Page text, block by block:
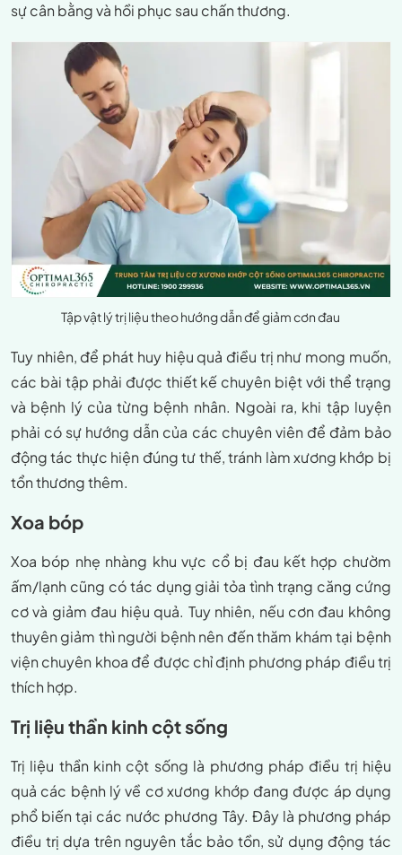
sự cân bằng và hồi phục sau chấn thương.
Tập vật lý trị liệu theo hướng dẫn để giảm cơn đau
Tuy nhiên, để phát huy hiệu quả điều trị như mong muốn,
các bài tập phải được thiết kế chuyên biệt với thể trạng
và bệnh lý của từng bệnh nhân. Ngoài ra, khi tập luyện
phải có sự hướng dẫn của các chuyên viên để đảm bảo
động tác thực hiện đúng tư thế, tránh làm xương khớp bị
tổn thương thêm.
Xoa bóp
Xoa bóp nhẹ nhàng khu vực cổ bị đau kết hợp chườm
ấm/lạnh cũng có tác dụng giải tỏa tình trạng căng cứng
cơ và giảm đau hiệu quả. Tuy nhiên, nếu cơn đau không
thuyên giảm thì người bệnh nên đến thăm khám tại bệnh
viện chuyên khoa để được chỉ định phương pháp điều trị
thích hợp.
Trị liệu thần kinh cột sống
Trị liệu thần kinh cột sống là phương pháp điều trị hiệu
quả các bệnh lý về cơ xương khớp đang được áp dụng
phổ biến tại các nước phương Tây. Đây là phương pháp
điều trị dựa trên nguyên tắc bảo tồn, sử dụng động tác